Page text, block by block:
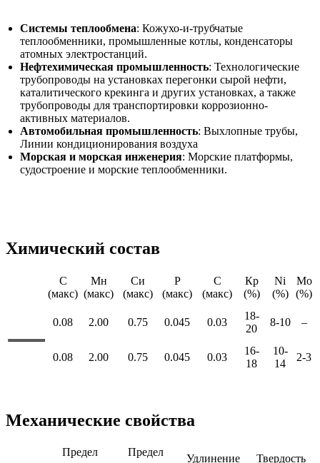
Системы теплообмена: Кожухо-и-трубчатые
теплообменники, промышленные котлы, конденсаторы
атомных электростанций.
Нефтехимическая промышленность: Технологические
трубопроводы на установках перегонки сырой нефти,
каталитического крекинга и других установках, а также
трубопроводы для транспортировки коррозионно-
активных материалов.
Автомобильная промышленность: Выхлопные трубы,
Линии кондиционирования воздуха
Морская и морская инженерия: Морские платформы,
судостроение и морские теплообменники.
Химический состав
С
(макс)
Мн
(макс)
Си
(макс)
Р
(макс)
С
(макс)
Кр
(%)
Ni
(%)
Мо
(%)
0.08 2.00 0.75 0.045 0.03
18-
20
8-10 –
0.08 2.00 0.75 0.045 0.03
16-
18
10-
14
2-3
Механические свойства
Предел
Предел
Удлинение
Твердость